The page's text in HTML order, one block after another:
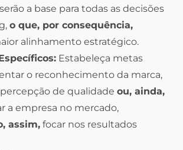
a base para todas as decisões
o que, por consequência,
alinhamento estratégico.
Estabeleça metas
o reconhecimento da marca,
de qualidade ou, ainda,
a empresa no mercado,
assim, focar nos resultados